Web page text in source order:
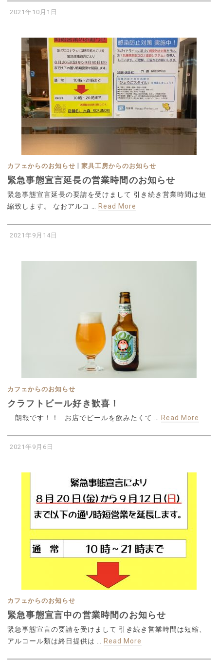
2021年10月1日
カフェからのお知らせ 家具工房からのお知らせ
緊急事態宣言延長の営業時間のお知らせ
緊急事態宣言延長の要請を受けまして 引き続き営業時間は短
縮致します。 なおアルコ …
Read More
2021年9月14日
カフェからのお知らせ
クラフトビール好き歓喜！
朗報です！！ お店でビールを飲みたくて … Read More
2021年9月6日
カフェからのお知らせ
緊急事態宣言中の営業時間のお知らせ
緊急事態宣言の要請を受けまして 引き続き営業時間は短縮、
アルコール類は終日提供は …
Read More